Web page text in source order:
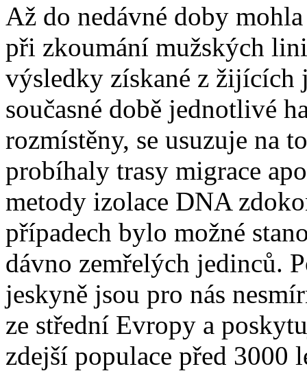
Až do nedávné doby
při zkoumání mužských
výsledky získané z žijících
současné době jednotlivé
rozmístěny, se usuzuje na
probíhaly trasy migrace
metody izolace DNA
případech bylo možné
dávno zemřelých jedinců.
jeskyně jsou pro nás
ze střední Evropy a
zdejší populace před 3000